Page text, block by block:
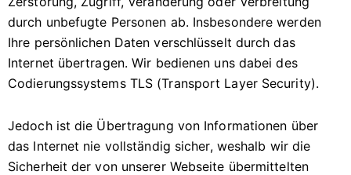
durch unbefugte Personen ab. Insbesondere werden
Ihre persönlichen Daten verschlüsselt durch das
Internet übertragen. Wir bedienen uns dabei des
Codierungssystems TLS (Transport Layer Security).
Jedoch ist die Übertragung von Informationen über
das Internet nie vollständig sicher, weshalb wir die
Sicherheit der von unserer Webseite übermittelten